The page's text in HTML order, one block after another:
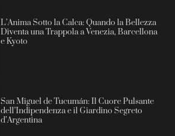
L’Anima Sotto la Calca: Quando la Bellezza
Diventa una Trappola a Venezia, Barcellona
e Kyoto
San Miguel de Tucumán: Il Cuore Pulsante
dell’Indipendenza e il Giardino Segreto
d’Argentina